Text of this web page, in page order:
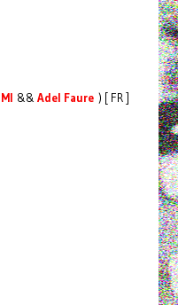
&& Adel Faure) [ FR ]